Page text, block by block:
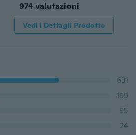
974 valutazioni
Vedi i Dettagli Prodotto
631
199
95
24